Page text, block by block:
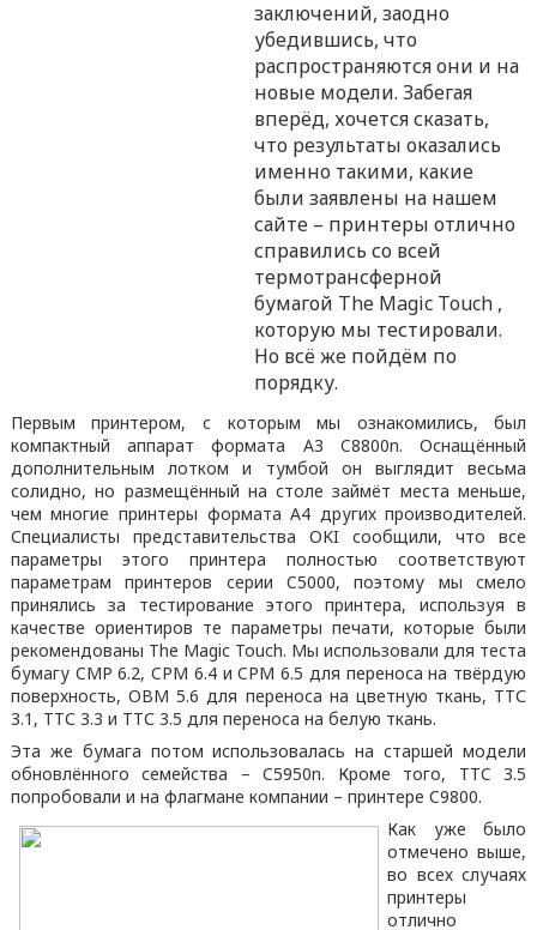
заключений, заодно
убедившись, что
распространяются они и на
новые модели. Забегая
вперёд, хочется сказать,
что результаты оказались
именно такими, какие
были заявлены на нашем
сайте – принтеры отлично
справились со всей
термотрансферной
бумагой The Magic Touch ,
которую мы тестировали.
Но всё же пойдём по
порядку.
Первым принтером, с которым мы ознакомились, был
компактный аппарат формата А3 C8800n. Оснащённый
дополнительным лотком и тумбой он выглядит весьма
солидно, но размещённый на столе займёт места меньше,
чем многие принтеры формата А4 других производителей.
Специалисты представительства OKI сообщили, что все
параметры этого принтера полностью соответствуют
параметрам принтеров серии C5000, поэтому мы смело
принялись за тестирование этого принтера, используя в
качестве ориентиров те параметры печати, которые были
рекомендованы The Magic Touch. Мы использовали для теста
бумагу CMP 6.2, CPM 6.4 и CPM 6.5 для переноса на твёрдую
поверхность, OBM 5.6 для переноса на цветную ткань, ТТС
3.1, ТТС 3.3 и ТТС 3.5 для переноса на белую ткань.
Эта же бумага потом использовалась на старшей модели
обновлённого семейства – C5950n. Кроме того, TTC 3.5
попробовали и на флагмане компании – принтере C9800.
Как уже было
отмечено выше,
во всех случаях
принтеры
отлично